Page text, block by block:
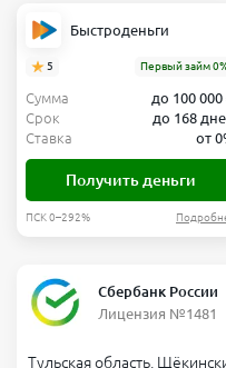
Быстроденьги
5 Первый займ
Сумма
до 100 000
Срок
до 168
Ставка
от
Получить деньги
ПСК 0–292%
Сбербанк России
Лицензия №1481
Тульская область,